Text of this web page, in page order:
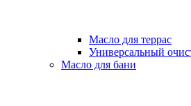
Масло для террас
Универсальный
Масло для бани